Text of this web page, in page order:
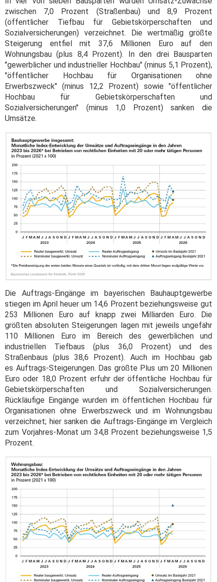
zwischen 7,0 Prozent (Straßenbau) und 8,9 Prozent
(öffentlicher Tiefbau für Gebietskörperschaften und
Sozialversicherungen) verzeichnet. Die wertmäßig größte
Steigerung entfiel mit 37,6 Millionen Euro auf den
Wohnungsbau (plus 8,4 Prozent). In den drei Bausparten
"gewerblicher und industrieller Hochbau" (minus 5,1 Prozent),
"öffentlicher Hochbau für Organisationen ohne
Erwerbszweck" (minus 12,2 Prozent) sowie "öffentlicher
Hochbau für Gebietskörperschaften und
Sozialversicherungen" (minus 1,0 Prozent) sanken die
Umsätze.
Die Auftrags-Eingänge im bayerischen Bauhauptgewerbe
stiegen im April heuer um 14,6 Prozent beziehungsweise gut
253 Millionen Euro auf knapp zwei Milliarden Euro. Die
größten absoluten Steigerungen lagen mit jeweils ungefähr
110 Millionen Euro im Bereich des gewerblichen und
industriellen Tiefbaus (plus 36,0 Prozent) und des
Straßenbaus (plus 38,6 Prozent). Auch im Hochbau gab
es Auftrags-Steigerungen. Das größte Plus um 20 Millionen
Euro oder 18,0 Prozent erfuhr der öffentliche Hochbau für
Gebietskörperschaften und Sozialversicherungen.
Rückläufige Eingänge wurden im öffentlichen Hochbau für
Organisationen ohne Erwerbszweck und im Wohnungsbau
verzeichnet; hier sanken die Auftrags-Eingänge im Vergleich
zum Vorjahres-Monat um 34,8 Prozent beziehungsweise 1,5
Prozent.